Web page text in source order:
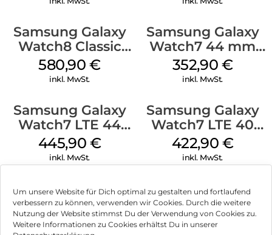
Um unsere Website für Dich optimal zu gestalten und fortlaufend
verbessern zu können, verwenden wir Cookies. Durch die weitere
Nutzung der Website stimmst Du der Verwendung von Cookies zu.
Weitere Informationen zu Cookies erhältst Du in unserer
Samsung Galaxy
Watch8 Classic
White
580,90€
inkl. MwSt.
Samsung Galaxy
Watch7 44 mm
Silver
352,90 €
inkl. MwSt.
Samsung Galaxy
Watch7 LTE 44
mm Green
445,90 €
inkl. MwSt.
Samsung Galaxy
Watch7 LTE 40
mm Cream
422,90 €
inkl. MwSt.
Impressum